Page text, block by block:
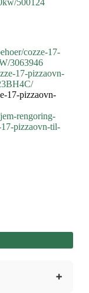
cozze-17-
3063946
17-pizzaovn-
17-pizzaovn-
rengoring-
pizzaovn-til-